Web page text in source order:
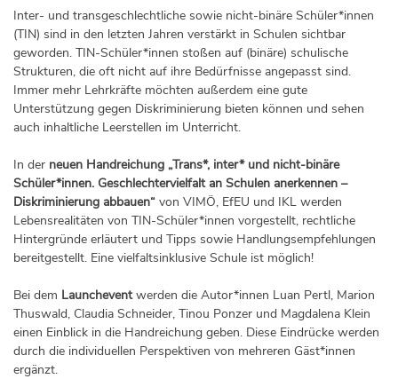
Inter- und transgeschlechtliche sowie nicht-binäre Schüler*innen
(TIN) sind in den letzten Jahren verstärkt in Schulen sichtbar
geworden. TIN-Schüler*innen stoßen auf (binäre) schulische
Strukturen, die oft nicht auf ihre Bedürfnisse angepasst sind.
Immer mehr Lehrkräfte möchten außerdem eine gute
Unterstützung gegen Diskriminierung bieten können und sehen
auch inhaltliche Leerstellen im Unterricht.
In der neuen Handreichung „Trans*, inter* und nicht-binäre
Schüler*innen. Geschlechtervielfalt an Schulen anerkennen –
Diskriminierung abbauen“ von VIMÖ, EfEU und IKL werden
Lebensrealitäten von TIN-Schüler*innen vorgestellt, rechtliche
Hintergründe erläutert und Tipps sowie Handlungsempfehlungen
bereitgestellt. Eine vielfaltsinklusive Schule ist möglich!
Bei dem Launcheventwerden die Autor*innen Luan Pertl, Marion
Thuswald, Claudia Schneider, Tinou Ponzer und Magdalena Klein
einen Einblick in die Handreichung geben. Diese Eindrücke werden
durch die individuellen Perspektiven von mehreren Gäst*innen
ergänzt.